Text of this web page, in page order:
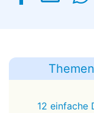
12 einfache